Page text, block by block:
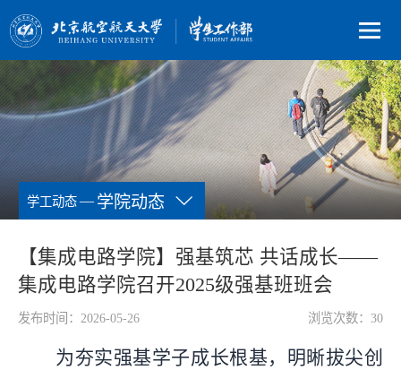
学工动态— 学院动态
【集成电路学院】强基筑芯 共话成长——
集成电路学院召开2025级强基班班会
发布时间：2026-05-26 浏览次数： 30
为夯实强基学子成长根基，明晰拔尖创